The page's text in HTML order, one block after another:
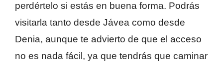
perdértelo si estás en buena forma. Podrás
visitarla tanto desde Jávea como desde
Denia, aunque te advierto de que el acceso
no es nada fácil, ya que tendrás que caminar